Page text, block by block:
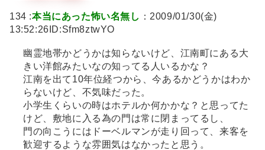
134 :本当にあった怖い名無し ：2009/01/30(金)
13:52:26ID:Sfm8ztwYO
幽霊地帯かどうかは知らないけど、江南町にある大
きい洋館みたいなの知ってる人いるかな？
江南を出て10年位経つから、今あるかどうかはわか
らないけど、不気味だった。
小学生くらいの時はホテルか何かかな？と思ってた
けど、敷地に入る為の門は常に閉まってるし、
門の向こうにはドーベルマンが走り回って、来客を
歓迎するような雰囲気はなかったと思う。